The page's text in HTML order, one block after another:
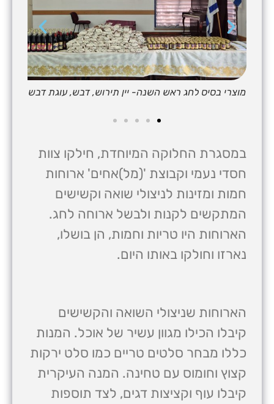
מוצרי בסיס לחג ראש השנה- יין תירוש, דבש, עוגת דבש
במסגרת החלוקה המיוחדת, חילקו צוות
חסדי נעמי וקבוצת '(מל)אחים' ארוחות
חמות ומזינות לניצולי שואה וקשישים
המתקשים לקנות ולבשל ארוחה לחג.
הארוחות היו טריות וחמות, הן בושלו,
נארזו וחולקו באותו היום.
הארוחות שניצולי השואה והקשישים
קיבלו הכילו מגוון עשיר של אוכל. המנות
כללו מבחר סלטים טריים כמו סלט ירקות
קצוץ וחומוס עם טחינה. המנה העיקרית
קיבלו עוף וקציצות דגים, לצד תוספות